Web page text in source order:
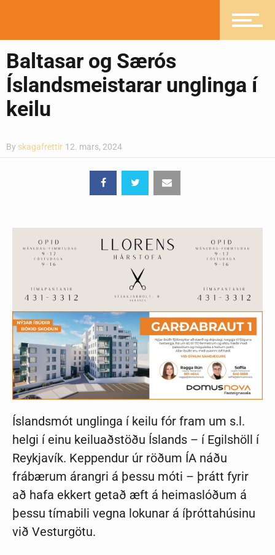
Heilsueflandi samfélag
Pistlar
Baltasar og Særós
Íslandsmeistarar unglinga í
keilu
By skagafrettir 12. mars, 2024
Íslandsmót unglinga í keilu fór fram um s.l.
helgi í einu keiluaðstöðu Íslands – í Egilshöll í
Reykjavík. Keppendur úr röðum ÍA náðu
frábærum árangri á þessu móti – þrátt fyrir
að hafa ekkert getað æft á heimaslóðum á
þessu tímabili vegna lokunar á íþróttahúsinu
við Vesturgötu.